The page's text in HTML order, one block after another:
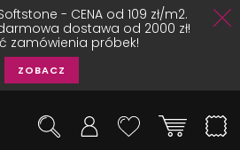
- CENA od 109 zł/m2.
dostawa od 2000 zł!
zamówienia próbek!
ZOBACZ